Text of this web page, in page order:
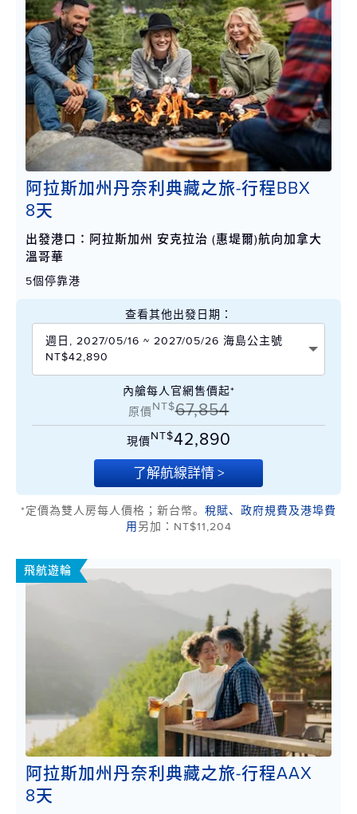
阿拉斯加州丹奈利典藏之旅-行程BBX
8天
出發港口：阿拉斯加州 安克拉治 (惠堤爾)航向加拿大
溫哥華
5個停靠港
查看其他出發日期：
週日, 2027/05/16 ~ 2027/05/26 海島公主號
NT$42,890
內艙每人官網售價起*
原價NT$67,854
現價NT$42,890
了解航線詳情 >
*定價為雙人房每人價格；新台幣。 稅賦、政府規費及港埠費
用 另加：NT$11,204
飛航遊輪
阿拉斯加州丹奈利典藏之旅-行程AAX
8天